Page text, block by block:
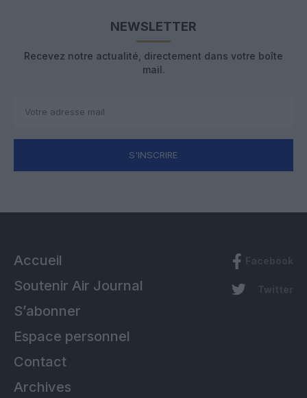
NEWSLETTER
Recevez notre actualité, directement dans votre boîte
mail.
S'INSCRIRE
Accueil
Soutenir Air Journal
S’abonner
Espace personnel
Contact
Archives